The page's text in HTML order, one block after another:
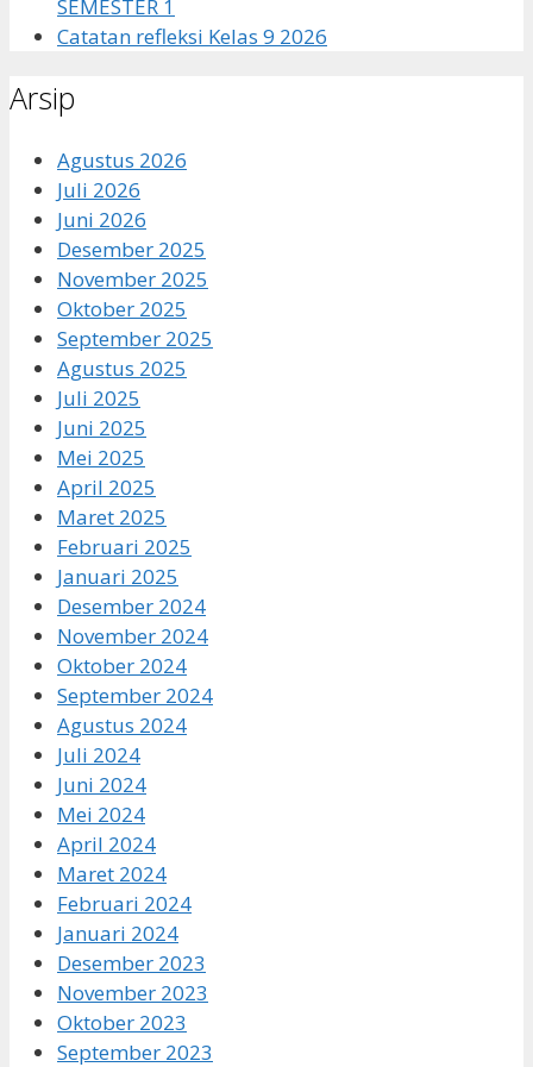
SEMESTER 1
Catatan refleksi Kelas 9 2026
Arsip
Agustus 2026
Juli 2026
Juni 2026
Desember 2025
November 2025
Oktober 2025
September 2025
Agustus 2025
Juli 2025
Juni 2025
Mei 2025
April 2025
Maret 2025
Februari 2025
Januari 2025
Desember 2024
November 2024
Oktober 2024
September 2024
Agustus 2024
Juli 2024
Juni 2024
Mei 2024
April 2024
Maret 2024
Februari 2024
Januari 2024
Desember 2023
November 2023
Oktober 2023
September 2023